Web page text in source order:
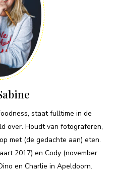
staat fulltime in de
over. Houdt van fotograferen,
met (de gedachte aan) eten.
2017) en Cody (november
en Charlie in Apeldoorn.